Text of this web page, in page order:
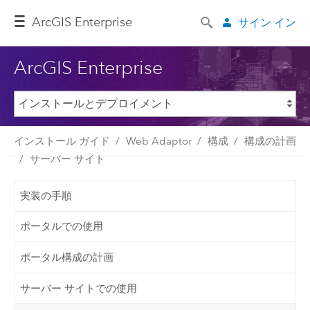
ArcGIS Enterprise サイン イン
ArcGIS Enterprise
インストール ガイド Web Adaptor 構成
構成の計画
サーバー サイト
実装の手順
ポータルでの使用
ポータル構成の計画
サーバー サイトでの使用